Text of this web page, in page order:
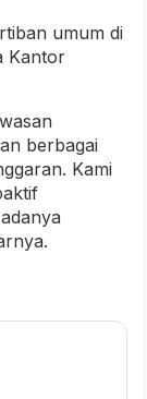
umum di
Kantor
berbagai
Kami